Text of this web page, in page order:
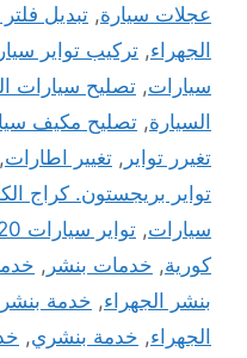
عجلات سيارة, تبديل
الجهراء, تركيب تواير
سيارات, تصليح سيارات
السيارة, تصليح مكيف
تغيرر تواير , تغيير اطارات,
تواير بريجستون. كراج
سيارات, تواير سيارات 2020
كورية, خدمات بنشر ,
بنشر الجهراء, خدمة
الجهراء, خدمة بنشري,